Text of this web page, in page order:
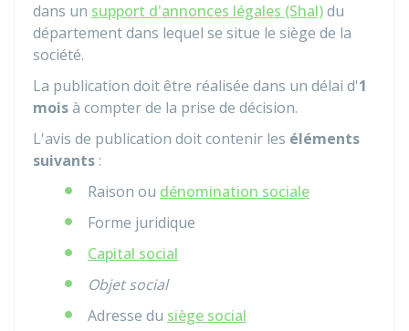
dans un support d'annonces légales (Shal)du
département dans lequel se situe le siège de la
société.
La publication doit être réalisée dans un délai d'1
moisà compter de la prise de décision.
L'avis de publication doit contenir les éléments
suivants :
Raison ou dénomination sociale
Forme juridique
Capital social
Objet social
Adresse du siège social